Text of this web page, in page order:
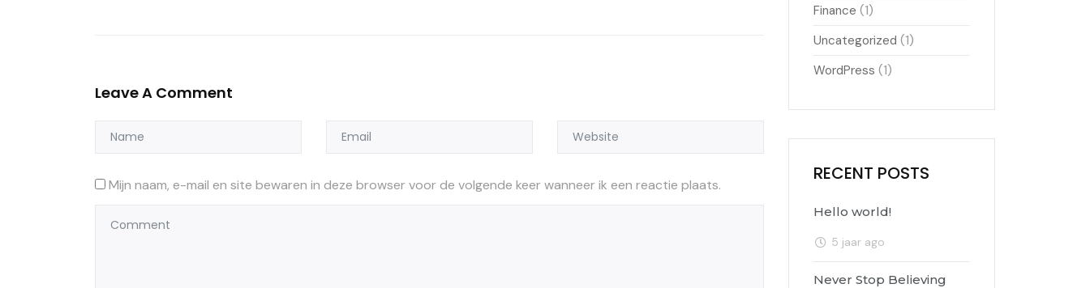
Leave A Comment
Mijn naam, e-mail en site bewaren in deze browser voor de volgende keer wanneer ik een reactie plaats.
Finance (1)
Uncategorized (1)
WordPress (1)
RECENT POSTS
Hello world!
5 jaar ago
Never Stop Believing